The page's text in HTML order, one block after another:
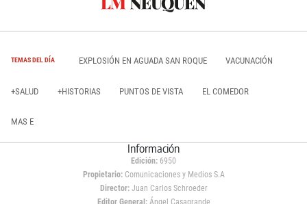
TEMAS DEL DÍA EXPLOSIÓN EN AGUADA SAN ROQUE VACUNACIÓN
+SALUD +HISTORIAS PUNTOS DE VISTA EL COMEDOR
MAS E
Información
Edición: 6950
Propietario:Comunicaciones y Medios S.A
Director: Juan Carlos Schroeder
Editor General:Ángel Casagrande